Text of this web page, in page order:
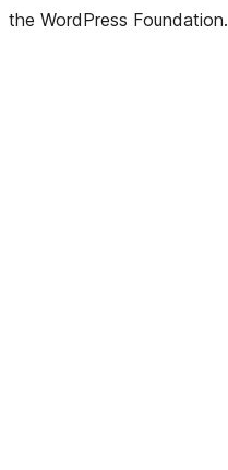
the WordPress Foundation.